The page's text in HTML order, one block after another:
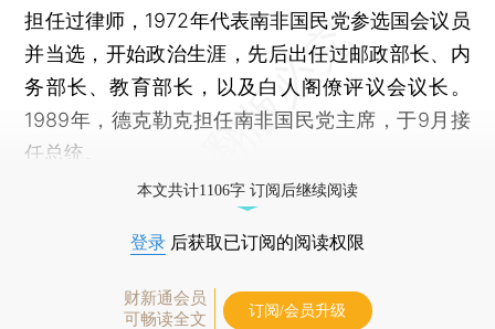
担任过律师，1972年代表南非国民党参选国会议员
并当选，开始政治生涯，先后出任过邮政部长、内
务部长、教育部长，以及白人阁僚评议会议长。
1989年，德克勒克担任南非国民党主席，于9月接
任总统。
本文共计1106字 订阅后继续阅读
登录 后获取已订阅的阅读权限
财新通会员
可畅读全文
订阅/会员升级